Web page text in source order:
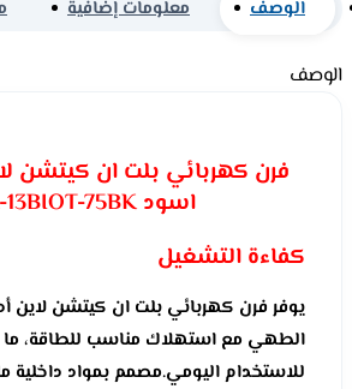
الوصف معلومات إضافية
الوصف
اسود KL-13BIOT-75BK
كفاءة التشغيل
يوفر فرن كهربائي بلت ان كيتشن لاين
الطهي مع استهلاك مناسب للطاقة، ما
للاستخدام اليومي.مصمم بمواد